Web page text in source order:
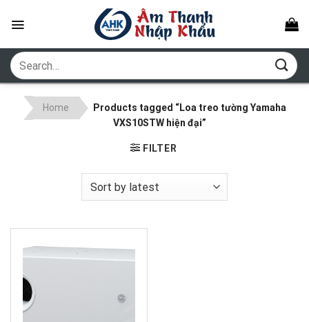
Search
for:
Home
Products tagged “Loa treo tường Yamaha
VXS10STW hiện đại”
FILTER